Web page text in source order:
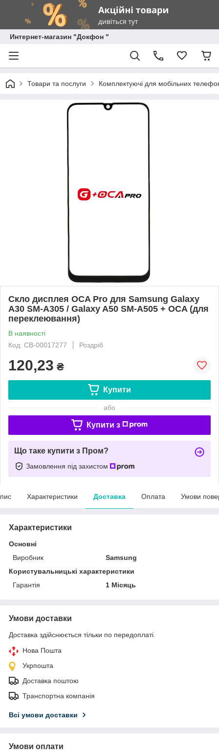
Интернет-магазин "Докфон "
Товари та послуги Комплектуючі для мобільних
Скло дисплея OCA Pro для Samsung Galaxy
A30 SM-A305 / Galaxy A50 SM-A505 + OCA (для
переклеювання)
В наявності
Код: CB-00017277
Роздріб
120,23 ₴
Купити
або
Купити з
Що таке купити з Пром?
Замовлення під захистом
Характеристики Доставка Оплата Умови
Характеристики
Основні
Виробник
Samsung
Користувальницькі характеристики
Гарантія
1 Місяць
Умови доставки
Доставка здійснюється тільки по передоплаті.
Нова Пошта
Укрпошта
Доставка поштою
Транспортна компанія
Всі умови доставки
Умови оплати